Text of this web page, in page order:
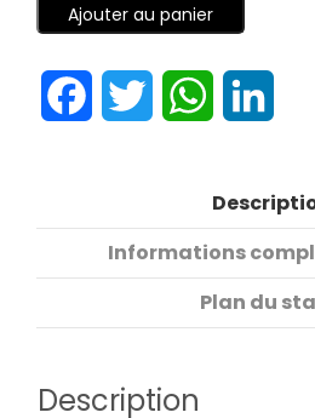
Ajouter au panier
FacebookTwitter WhatsApp
Informations
Plan du
Description